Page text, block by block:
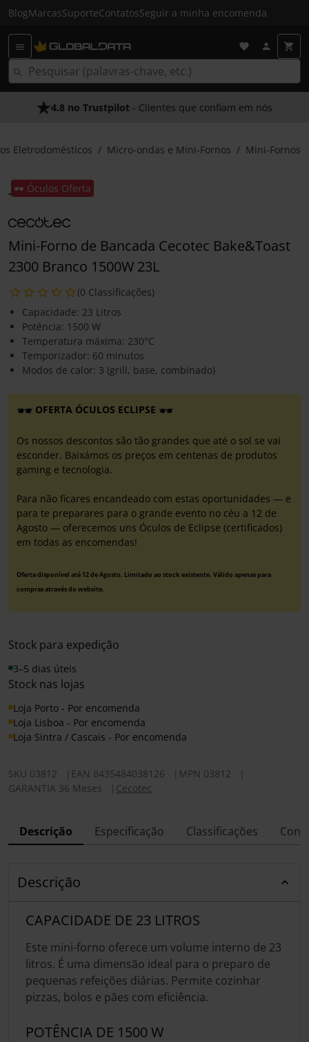
BlogMarcasSuporteContatosSeguir a minha encomenda
4.8 no Trustpilot - Clientes que confiam em nós
Eletrodomésticos Micro-ondas e Mini-Fornos Mini-Fornos
🕶️ Óculos Oferta
Mini-Forno de Bancada Cecotec Bake&Toast
2300 Branco 1500W 23L
(0 Classificações)
Capacidade: 23 Litros
Potência: 1500 W
Temperatura máxima: 230°C
Temporizador: 60 minutos
Modos de calor: 3 (grill, base, combinado)
OFERTA ÓCULOS ECLIPSE
Os nossos descontos são tão grandes que até o sol se vai
esconder. Baixámos os preços em centenas de produtos
gaming e tecnologia.
Para não ficares encandeado com estas oportunidades — e
para te preparares para o grande evento no céu a 12 de
Agosto — oferecemos uns Óculos de Eclipse (certificados)
em todas as encomendas!
Oferta disponível até 12 de Agosto. Limitado ao stock existente. Válido apenas para
compras através do website.
Stock para expedição
3–5 dias úteis
Stock nas lojas
Loja Porto - Por encomenda
Loja Lisboa - Por encomenda
Loja Sintra / Cascais - Por encomenda
SKU 03812 EAN 8435484038126 MPN 03812
GARANTIA 36 Meses
Cecotec
Descrição Especificação Classificações
Descrição
CAPACIDADE DE 23 LITROS
Este mini-forno oferece um volume interno de 23
litros. É uma dimensão ideal para o preparo de
pequenas refeições diárias. Permite cozinhar
pizzas, bolos e pães com eficiência.
POTÊNCIA DE 1500 W